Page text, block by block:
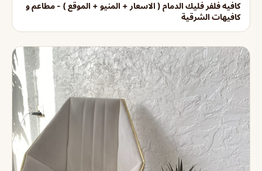
كافيه فلفر فليك الدمام ( الاسعار + المنيو + الموقع ) - مطاعم و
كافيهات الشرقية